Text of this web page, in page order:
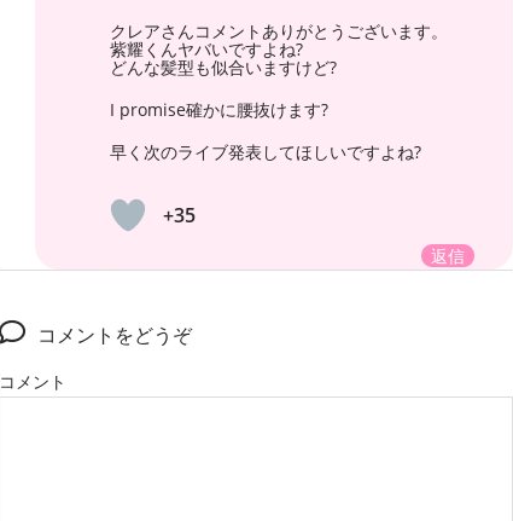
クレアさんコメントありがとうございます。
紫耀くんヤバいですよね?
どんな髪型も似合いますけど?
I promise確かに腰抜けます?
早く次のライブ発表してほしいですよね?
+35
返信
コメントをどうぞ
コメント